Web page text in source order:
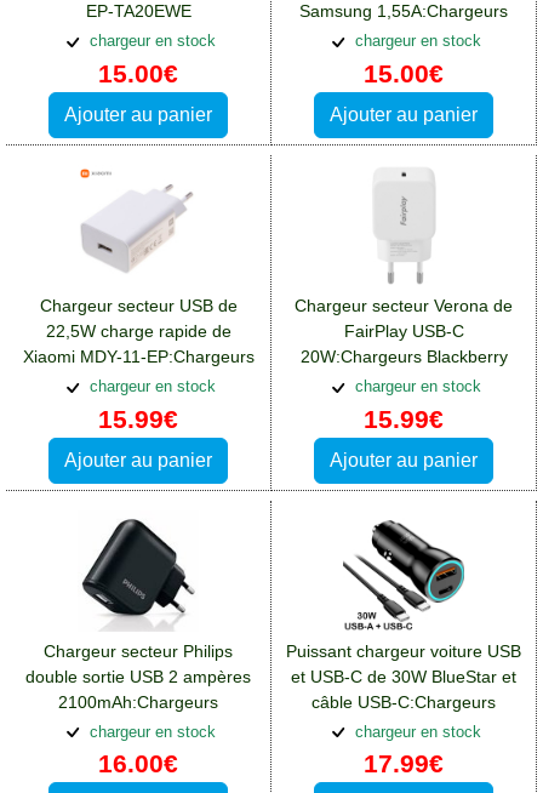
EP-TA20EWE
blanc:Chargeurs Blackberry
DTEK50
chargeur en stock
15.00€
Ajouter au panier
Samsung 1,55A:Chargeurs
Blackberry DTEK50
chargeur en stock
15.00€
Ajouter au panier
Chargeur secteur USB de
22,5W charge rapide de
Xiaomi MDY-11-EP:Chargeurs
Blackberry DTEK50
chargeur en stock
15.99€
Ajouter au panier
Chargeur secteur Verona de
FairPlay USB-C
20W:Chargeurs Blackberry
DTEK50
chargeur en stock
15.99€
Ajouter au panier
Chargeur secteur Philips
double sortie USB 2 ampères
2100mAh:Chargeurs
Blackberry DTEK50
chargeur en stock
16.00€
Puissant chargeur voiture USB
et USB-C de 30W BlueStar et
câble USB-C:Chargeurs
Blackberry DTEK50
chargeur en stock
17.99€